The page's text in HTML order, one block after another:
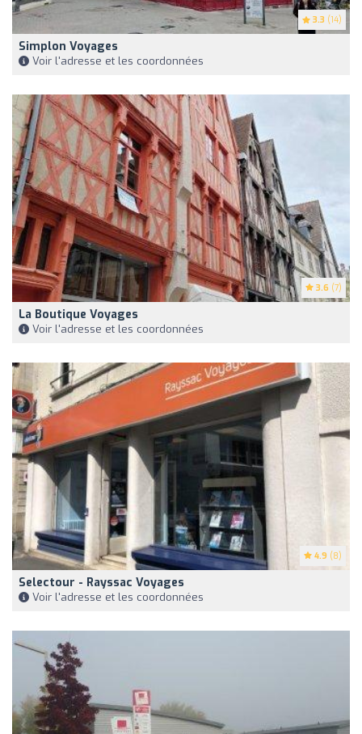
3.3 (14)
Simplon Voyages
Voir l'adresse et les coordonnées
3.6 (7)
La Boutique Voyages
Voir l'adresse et les coordonnées
4.9 (8)
Selectour - Rayssac Voyages
Voir l'adresse et les coordonnées